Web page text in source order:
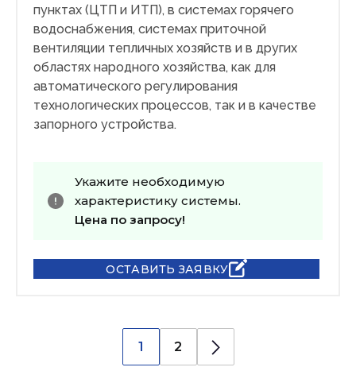
пунктах (ЦТП и ИТП), в системах горячего
водоснабжения, системах приточной
вентиляции тепличных хозяйств и в других
областях народного хозяйства, как для
автоматического регулирования
технологических процессов, так и в качестве
запорного устройства.
Укажите необходимую
характеристику системы.
Цена по запросу!
ОСТАВИТЬ ЗАЯВКУ
1 2